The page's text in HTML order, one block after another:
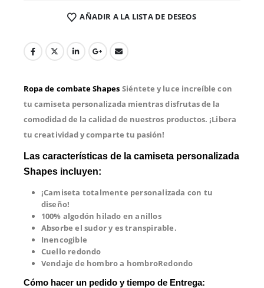
AÑADIR A LA LISTA DE DESEOS
Ropa de combate Shapes Siéntete y luce increíble con
tu camiseta personalizada mientras disfrutas de la
comodidad de la calidad de nuestros productos. ¡Libera
tu creatividad y comparte tu pasión!
Las características de la camiseta personalizada
Shapes incluyen:
¡Camiseta totalmente personalizada con tu
diseño!
100% algodón hilado en anillos
Absorbe el sudor y es transpirable.
Inencogible
Cuello redondo
Vendaje de hombro a hombroRedondo
Cómo hacer un pedido y tiempo de Entrega: